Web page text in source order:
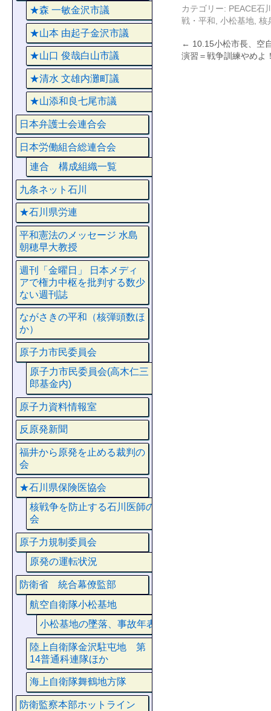
カテゴリー: PEACE石
戦・平和 小松基地 核
← 10.15小松市長、空
演習＝戦争訓練やめよ
★森 一敏金沢市議
★山本 由起子金沢市議
★山口 俊哉白山市議
★清水 文雄内灘町議
★山添和良七尾市議
日本弁護士会連合会
日本労働組合総連合会
連合 構成組織一覧
九条ネット石川
★石川県労連
平和憲法のメッセージ 水島
朝穂早大教授
週刊「金曜日」 日本メディ
アで権力中枢を批判する数少
ない週刊誌
ながさきの平和（核弾頭数ほ
か）
原子力市民委員会
原子力市民委員会(高木仁三
郎基金内)
原子力資料情報室
反原発新聞
福井から原発を止める裁判の
会
★石川県保険医協会
核戦争を防止する石川医師の
会
原子力規制委員会
原発の運転状況
防衛省 統合幕僚監部
航空自衛隊小松基地
小松基地の墜落、事故年表
陸上自衛隊金沢駐屯地 第
14普通科連隊ほか
海上自衛隊舞鶴地方隊
防衛監察本部ホットライン